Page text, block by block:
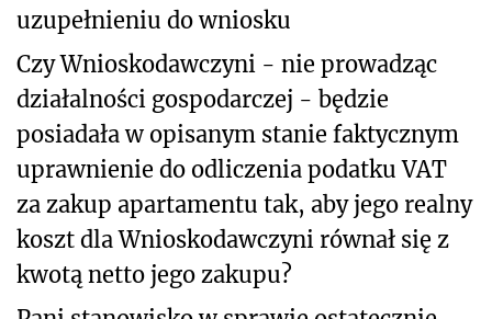
uzupełnieniu do wniosku
Czy Wnioskodawczyni - nie prowadząc
działalności gospodarczej - będzie
posiadała w opisanym stanie faktycznym
uprawnienie do odliczenia podatku VAT
za zakup apartamentu tak, aby jego realny
koszt dla Wnioskodawczyni równał się z
kwotą netto jego zakupu?